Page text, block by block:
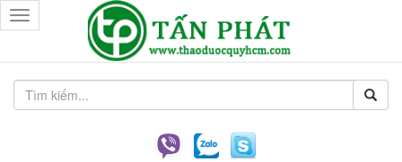
Toggle
navigation